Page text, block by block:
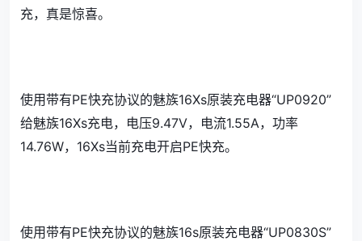
充，真是惊喜。
使用带有PE快充协议的魅族16Xs原装充电器“UP0920”
给魅族16Xs充电，电压9.47V，电流1.55A，功率
14.76W，16Xs当前充电开启PE快充。
使用带有PE快充协议的魅族16s原装充电器“UP0830S”